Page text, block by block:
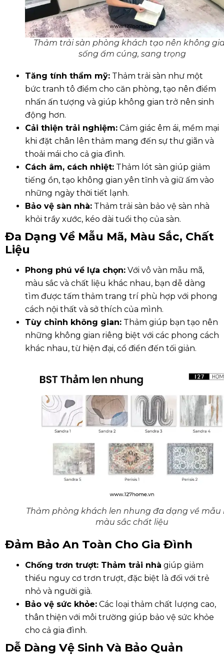
Thảm trải sàn phòng khách tạo nên không
sống ấm cúng, sang trọng
Tăng tính thẩm mỹ: Thảm trải sàn như một
bức tranh tô điểm cho căn phòng, tạo nên điểm
nhấn ấn tượng và giúp không gian trở nên sinh
động hơn.
Cải thiện trải nghiệm: Cảm giác êm ái, mềm mại
khi đặt chân lên thảm mang đến sự thư giãn và
thoải mái cho cả gia đình.
Cách âm, cách nhiệt: Thảm lót sàn giúp giảm
tiếng ồn, tạo không gian yên tĩnh và giữ ấm vào
những ngày thời tiết lạnh.
Bảo vệ sàn nhà: Thảm trải sàn bảo vệ sàn nhà
khỏi trầy xước, kéo dài tuổi thọ của sàn.
Đa Dạng Về Mẫu Mã, Màu Sắc, Chất
Liệu
Phong phú về lựa chọn: Với vô vàn mẫu mã,
màu sắc và chất liệu khác nhau, bạn dễ dàng
tìm được tấm thảm trang trí phù hợp với phong
cách nội thất và sở thích của mình.
Tùy chỉnh không gian: Thảm giúp bạn tạo nên
những không gian riêng biệt với các phong cách
khác nhau, từ hiện đại, cổ điển đến tối giản.
Thảm phòng khách len nhung đa dạng về mẫu
màu sắc chất liệu
Đảm Bảo An Toàn Cho Gia Đình
Chống trơn trượt: Thảm trải nhà giúp giảm
thiểu nguy cơ trơn trượt, đặc biệt là đối với trẻ
nhỏ và người già.
Bảo vệ sức khỏe: Các loại thảm chất lượng cao,
thân thiện với môi trường giúp bảo vệ sức khỏe
cho cả gia đình.
Dễ Dàng Vệ Sinh Và Bảo Quản